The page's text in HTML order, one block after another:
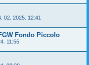
02. 2025. 12:41
Fondo Piccolo
11:55